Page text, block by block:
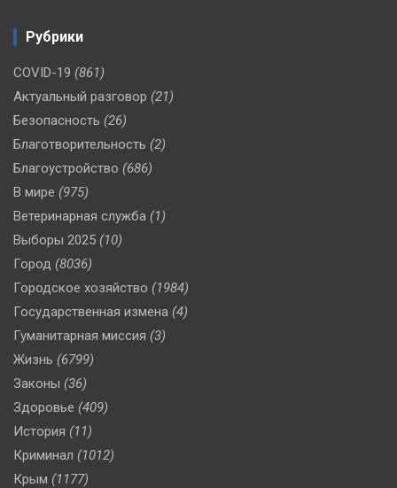
Рубрики
COVID-19 (861)
Актуальный разговор (21)
Безопасность (26)
Благотворительность (2)
Благоустройство (686)
В мире (975)
Ветеринарная служба (1)
Выборы 2025 (10)
Город (8036)
Городское хозяйство (1984)
Государственная измена (4)
Гуманитарная миссия (3)
Жизнь (6799)
Законы (36)
Здоровье (409)
История (11)
Криминал (1012)
Крым (1177)